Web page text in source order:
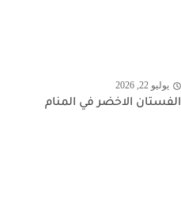
يوليو 22, 2026
الفستان الاخضر في المنام